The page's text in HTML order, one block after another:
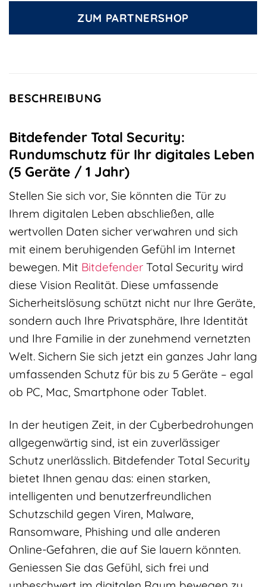
ZUM PARTNERSHOP
BESCHREIBUNG
Bitdefender Total Security:
Rundumschutz für Ihr digitales Leben
(5 Geräte / 1 Jahr)
Stellen Sie sich vor, Sie könnten die Tür zu
Ihrem digitalen Leben abschließen, alle
wertvollen Daten sicher verwahren und sich
mit einem beruhigenden Gefühl im Internet
bewegen. Mit Bitdefender Total Security wird
diese Vision Realität. Diese umfassende
Sicherheitslösung schützt nicht nur Ihre Geräte,
sondern auch Ihre Privatsphäre, Ihre Identität
und Ihre Familie in der zunehmend vernetzten
Welt. Sichern Sie sich jetzt ein ganzes Jahr lang
umfassenden Schutz für bis zu 5 Geräte – egal
ob PC, Mac, Smartphone oder Tablet.
In der heutigen Zeit, in der Cyberbedrohungen
allgegenwärtig sind, ist ein zuverlässiger
Schutz unerlässlich. Bitdefender Total Security
bietet Ihnen genau das: einen starken,
intelligenten und benutzerfreundlichen
Schutzschild gegen Viren, Malware,
Ransomware, Phishing und alle anderen
Online-Gefahren, die auf Sie lauern könnten.
Geniessen Sie das Gefühl, sich frei und